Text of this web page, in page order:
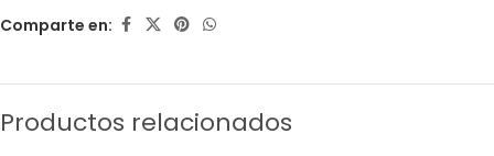
Comparte en:
Productos relacionados